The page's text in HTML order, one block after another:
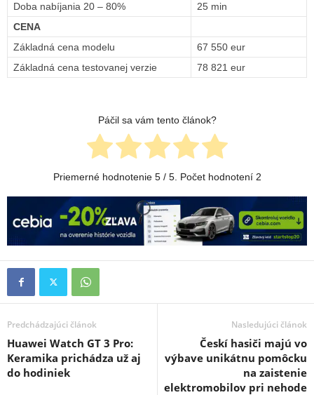
Doba nabíjania 20 – 80%
25 min
CENA
Základná cena modelu
67 550 eur
Základná cena testovanej verzie
78 821 eur
Páčil sa vám tento článok?
Priemerné hodnotenie 5/ 5. Počet hodnotení 2
Predchádzajúci článok
Huawei Watch GT 3 Pro:
Keramika prichádza už aj
do hodiniek
Nasledujúci článok
Českí hasiči majú vo
výbave unikátnu pomôcku
na zaistenie
elektromobilov pri nehode